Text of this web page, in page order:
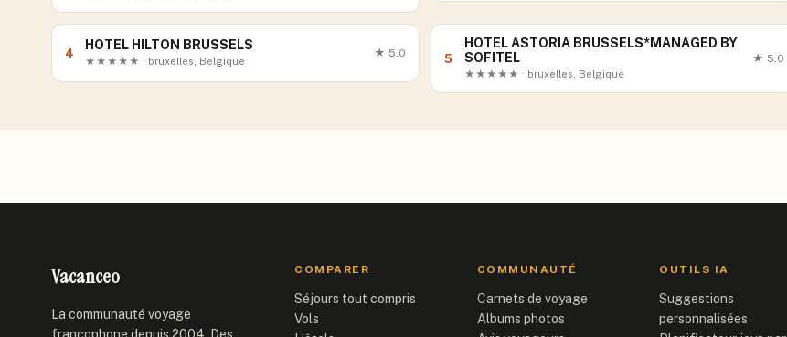
4
HOTEL HILTON BRUSSELS
★★★★★ · bruxelles, Belgique
★ 5.0 5
HOTEL ASTORIA BRUSSELS*MANAGED BY
SOFITEL
★★★★★ · bruxelles, Belgique
★ 5.0
Vacanceo
La communauté voyage
COMPARER
Séjours tout compris
Vols
COMMUNAUTÉ
Carnets de voyage
Albums photos
OUTILS IA
Suggestions
personnalisées